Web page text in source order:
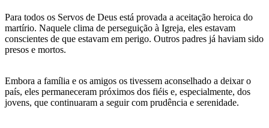
Para todos os Servos de Deus está provada a aceitação heroica do
martírio. Naquele clima de perseguição à Igreja, eles estavam
conscientes de que estavam em perigo. Outros padres já haviam sido
presos e mortos.
Embora a família e os amigos os tivessem aconselhado a deixar o
país, eles permaneceram próximos dos fiéis e, especialmente, dos
jovens, que continuaram a seguir com prudência e serenidade.